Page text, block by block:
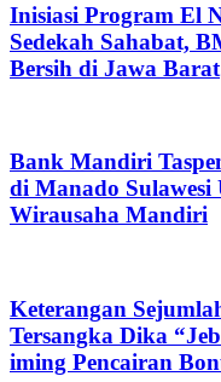
Inisiasi Program El
Sedekah Sahabat,
Bersih di Jawa Barat
Bank Mandiri
di Manado
Wirausaha Mandiri
Keterangan
Tersangka Dika
iming Pencairan